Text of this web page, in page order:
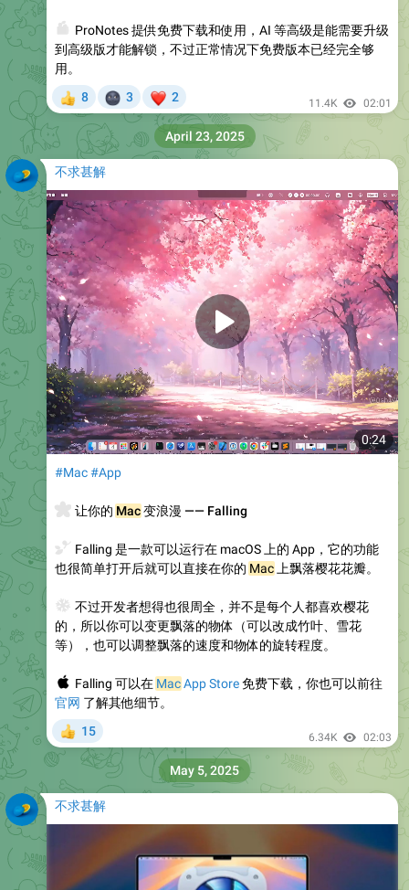
ProNotes 提供免费下载和使用，AI 等高级是能需要升级
到高级版才能解锁，不过正常情况下免费版本已经完全够
用。
8 3
❤
2 11.4K 02:01
不求甚解
0:24
#Mac#App
让你的 Mac变浪漫 —— Falling
Falling 是一款可以运行在 macOS 上的 App，它的功能
也很简单打开后就可以直接在你的 Mac 上飘落樱花花瓣。
不过开发者想得也很周全，并不是每个人都喜欢樱花
的，所以你可以变更飘落的物体（可以改成竹叶、雪花
等），也可以调整飘落的速度和物体的旋转程度。
Falling 可以在 MacApp Store免费下载，你也可以前往
官网 了解其他细节。
15 6.34K 02:03
April 23, 2025
不求甚解
May 5, 2025